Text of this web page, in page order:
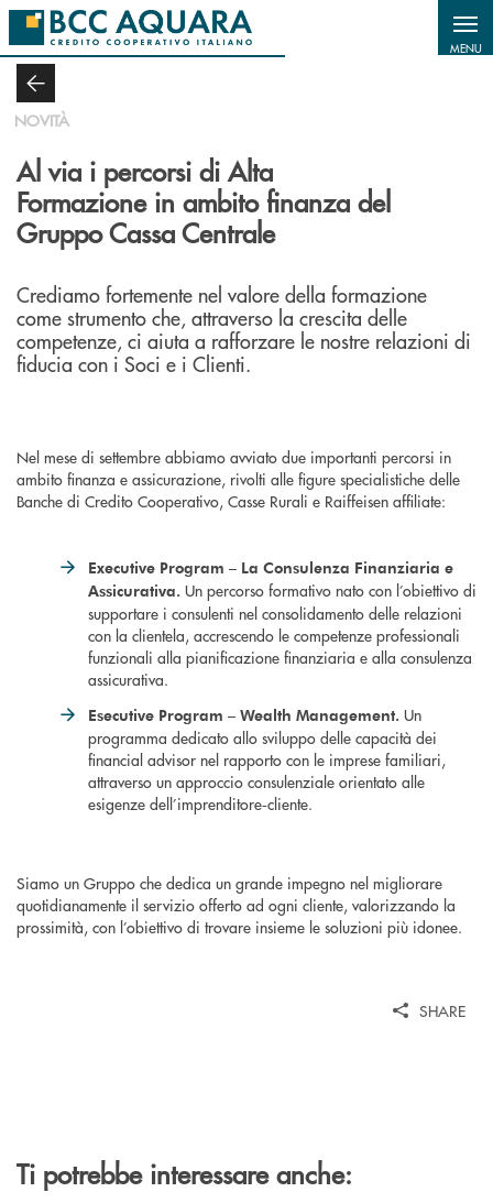
Salta al contenuto principale
MENU
NOVITÀ
Al via i percorsi di Alta
Formazione in ambito finanza del
Gruppo Cassa Centrale
Crediamo fortemente nel valore della formazione
come strumento che, attraverso la crescita delle
competenze, ci aiuta a rafforzare le nostre relazioni di
fiducia con i Soci e i Clienti.
Nel mese di settembre abbiamo avviato due importanti percorsi in
ambito finanza e assicurazione, rivolti alle figure specialistiche delle
Banche di Credito Cooperativo, Casse Rurali e Raiffeisen affiliate:
Executive Program – La Consulenza Finanziaria e
Assicurativa. Un percorso formativo nato con l’obiettivo di
supportare i consulenti nel consolidamento delle relazioni
con la clientela, accrescendo le competenze professionali
funzionali alla pianificazione finanziaria e alla consulenza
assicurativa.
Esecutive Program – Wealth Management. Un
programma dedicato allo sviluppo delle capacità dei
financial advisor nel rapporto con le imprese familiari,
attraverso un approccio consulenziale orientato alle
esigenze dell’imprenditore‑cliente.
Siamo un Gruppo che dedica un grande impegno nel migliorare
quotidianamente il servizio offerto ad ogni cliente, valorizzando la
prossimità, con l’obiettivo di trovare insieme le soluzioni più idonee.
SHARE
Ti potrebbe interessare anche: